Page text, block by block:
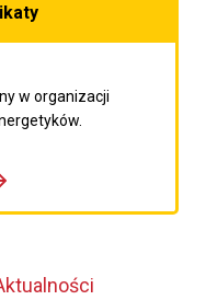
w organizacji
do następnego